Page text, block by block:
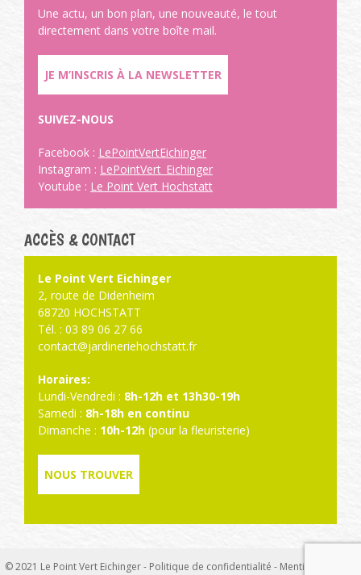
Une actu, un bon plan, une nouveauté, le tout
directement dans votre boîte mail.
JE M’INSCRIS À LA NEWSLETTER
SUIVEZ-NOUS
Facebook : LePointVertEichinger
Instagram : LePointVert_Eichinger
Youtube : Le Point Vert Hochstatt
ACCÈS & CONTACT
Le Point Vert Eichinger
2, route de Didenheim
68720 HOCHSTATT
Tél. : 03 89 06 27 66
contact@jardineriehochstatt.fr
Horaires:
Lundi-Vendredi : 8h-12h et 13h30-19h
Samedi : 8h-18h en continu
Dimanche : 10h-12h (pour la fleuristerie)
NOUS TROUVER
© 2021 Le Point Vert Eichinger - Politique de confidentialité - Mentions légales